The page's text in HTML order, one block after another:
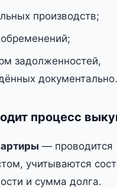
производств;
задолженностей,
документально.
процесс
— проводится
учитываются
и сумма долга.